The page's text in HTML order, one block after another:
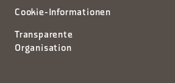
Cookie-Informationen
Transparente
Organisation